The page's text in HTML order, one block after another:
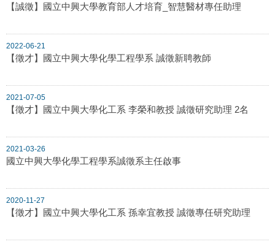
【誠徵】國立中興大學教育部人才培育_智慧醫材專任助理
2022-06-21
【徵才】國立中興大學化學工程學系 誠徵新聘教師
2021-07-05
【徵才】國立中興大學化工系 李榮和教授 誠徵研究助理 2名
2021-03-26
國立中興大學化學工程學系誠徵系主任啟事
2020-11-27
【徵才】國立中興大學化工系 孫幸宜教授 誠徵專任研究助理